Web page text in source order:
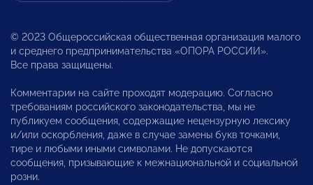
© 2023 Общероссийская общественная организация малого
и среднего предпринимательства «ОПОРА РОССИИ».
Все права защищены.
Комментарии на сайте проходят модерацию. Согласно
требованиям российского законодательства, мы не
публикуем сообщения, содержащие нецензурную лексику
и/или оскорбления, даже в случае замены букв точками,
тире и любыми иными символами. Не допускаются
сообщения, призывающие к межнациональной и социальной
розни.